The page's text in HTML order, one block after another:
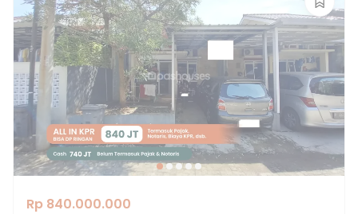
Rp 840.000.000